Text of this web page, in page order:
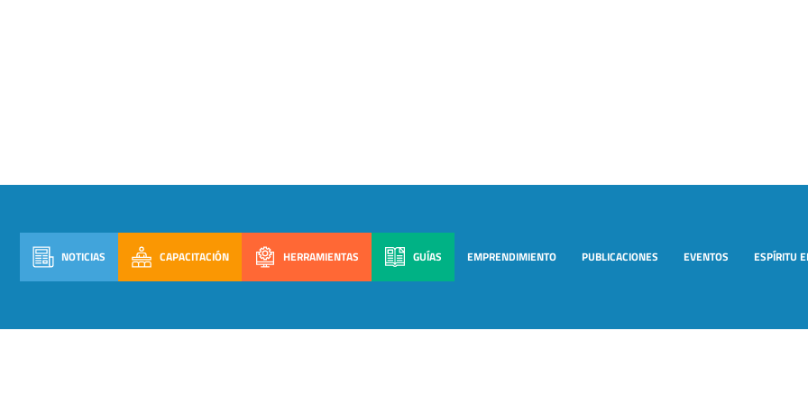
NOTICIAS CAPACITACIÓN HERRAMIENTAS GUÍAS EMPRENDIMIENTO PUBLICACIONES EVENTOS ESPÍRITU